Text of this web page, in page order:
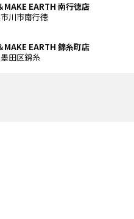
MAKE EARTH 南行徳店
川市南行徳
MAKE EARTH 錦糸町店
田区錦糸